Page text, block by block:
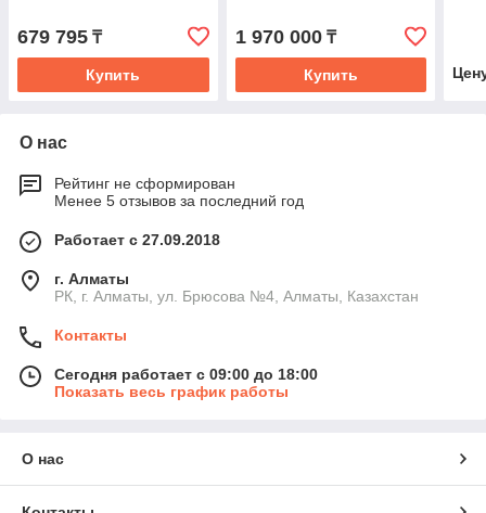
679 795 ₸
Купить
1 970 000₸
Купить
О нас
Рейтинг не сформирован
Менее 5 отзывов за последний год
Работает с 27.09.2018
г. Алматы
РК, г. Алматы, ул. Брюсова №4, Алматы, Казахстан
Контакты
Сегодня работает с 09:00 до 18:00
Показать весь график работы
О нас